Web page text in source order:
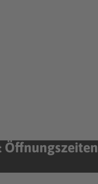
Öffnungszeiten